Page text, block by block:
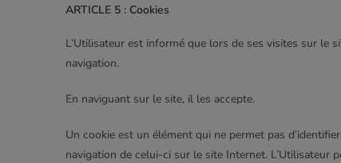
ARTICLE 5 : Cookies
L’Utilisateur est informé que lors de ses visites sur le
navigation.
En naviguant sur le site, il les accepte.
Un cookie est un élément qui ne permet pas
navigation de celui-ci sur le site Internet. L’Utilisateur